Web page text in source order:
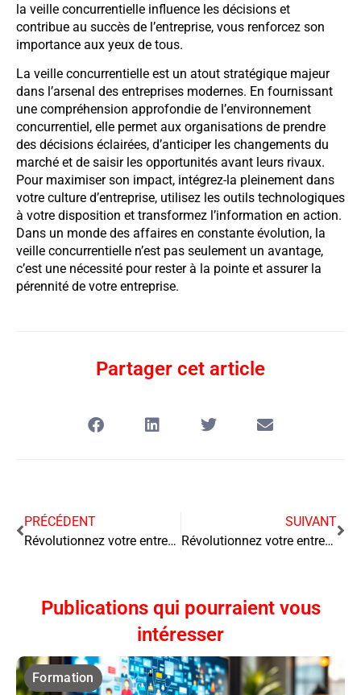
la veille concurrentielle influence les décisions et
contribue au succès de l’entreprise, vous renforcez son
importance aux yeux de tous.
La veille concurrentielle est un atout stratégique majeur
dans l’arsenal des entreprises modernes. En fournissant
une compréhension approfondie de l’environnement
concurrentiel, elle permet aux organisations de prendre
des décisions éclairées, d’anticiper les changements du
marché et de saisir les opportunités avant leurs rivaux.
Pour maximiser son impact, intégrez-la pleinement dans
votre culture d’entreprise, utilisez les outils technologiques
à votre disposition et transformez l’information en action.
Dans un monde des affaires en constante évolution, la
veille concurrentielle n’est pas seulement un avantage,
c’est une nécessité pour rester à la pointe et assurer la
pérennité de votre entreprise.
Partager cet article
PRÉCÉDENT
Révolutionnez votre entreprise : L’expérience employé comme atout concurrentiel
SUIVANT
Révolutionnez votre entreprise avec un comité d’innovation dynamique
Publications qui pourraient vous
intéresser
Formation